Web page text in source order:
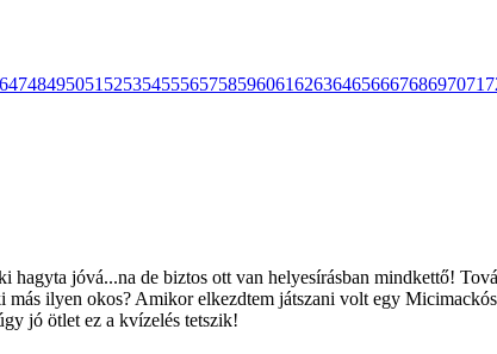
4748495051 5253545556575859606162636465666768697071
jóvá...na de biztos ott van helyesírásban mindkettő!
ilyen okos? Amikor elkezdtem játszani volt egy
jó ötlet ez a kvízelés tetszik!